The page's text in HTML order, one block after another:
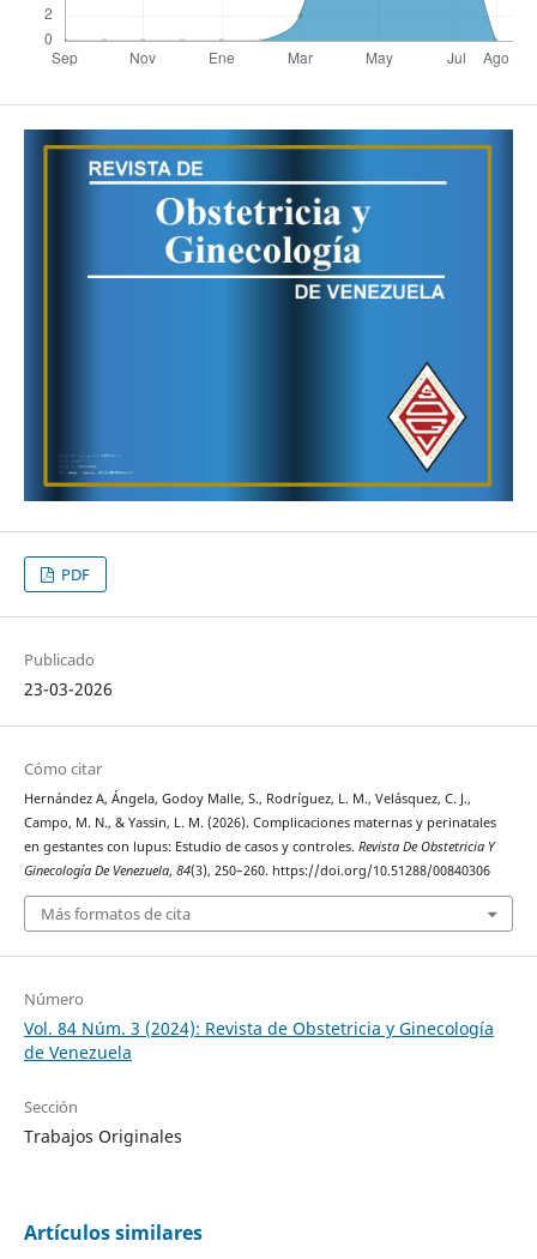
PDF
Publicado
23-03-2026
Cómo citar
Hernández A, Ángela, Godoy Malle, S., Rodríguez, L. M., Velásquez, C. J.,
Campo, M. N., & Yassin, L. M. (2026). Complicaciones maternas y perinatales
en gestantes con lupus: Estudio de casos y controles. Revista De Obstetricia Y
Ginecología De Venezuela, 84(3), 250–260. https://doi.org/10.51288/00840306
Más formatos de cita
Número
Vol. 84 Núm. 3 (2024): Revista de Obstetricia y Ginecología
de Venezuela
Sección
Trabajos Originales
Artículos similares